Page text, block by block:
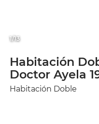
1/13
Habitación
Doctor Ayela
Habitación Doble